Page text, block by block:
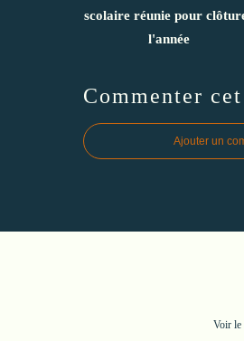
scolaire réunie pour
l'année
Commenter
Ajouter un
Voir